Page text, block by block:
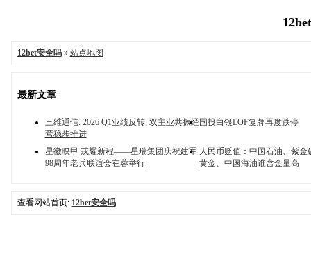
12bet安全吗» 站点地图
最新文章
三维通信: 2026 Q1业绩反转, 双主业共振经
营稳步推进
国投白银LOF复牌再度跌停
星徽映甲 戎耀新程——星瑞集团庆祝建军
98周年老兵联谊会在蓉举行
人民币贬值：中国石油、紫金
黄金、中国海油谁含金量高
查看网站首页: 12bet安全吗